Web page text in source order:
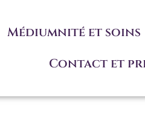
Médiumnité et soins
Contact et